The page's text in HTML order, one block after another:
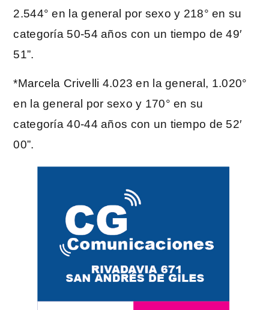
2.544° en la general por sexo y 218° en su
categoría 50-54 años con un tiempo de 49′
51”.
*Marcela Crivelli 4.023 en la general, 1.020°
en la general por sexo y 170° en su
categoría 40-44 años con un tiempo de 52′
00”.